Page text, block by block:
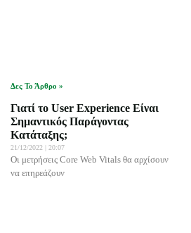
Δες Το Άρθρο »
Γιατί το User Experience Είναι
Σημαντικός Παράγοντας
Κατάταξης;
21/12/2022 20:07
Οι μετρήσεις Core Web Vitals θα αρχίσουν
να επηρεάζουν